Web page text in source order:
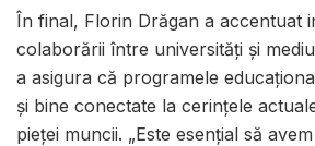
În final, Florin Drăgan a accentuat
colaborării între universități și
a asigura că programele
și bine conectate la cerințele
pieței muncii. „Este esențial să